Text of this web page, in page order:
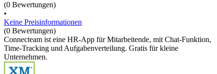
(0 Bewertungen)
•
Keine Preisinformationen
(0 Bewertungen)
Connecteam ist eine HR-App für Mitarbeitende, mit Chat-Funktion,
Time-Tracking und Aufgabenverteilung. Gratis für kleine
Unternehmen.